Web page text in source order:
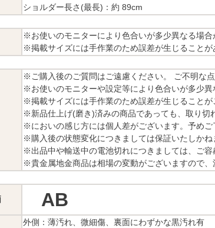
ショルダー長さ(最長)：約 89cm
※お使いのモニターにより色合いが多少異なる場合
※掲載サイズには手作業のため誤差が生じることが
※ご購入後のご質問はご遠慮ください。 ご不明な
※お使いのモニターや設定等により色合いが多少異
※掲載サイズには手作業のため誤差が生じることが
※新品仕上げ(磨き)済みの商品であっても、取り切
※においの感じ方には個人差がございます。予めご
※購入後の状態変化につきましては保証いたしかね
※出品中や輸送中の電池切れにつきましては、ご容
※貴金属地金商品は相場の変動がございますので、
AB
外側：薄汚れ、微細傷、裏面にわずかな黒汚れ有